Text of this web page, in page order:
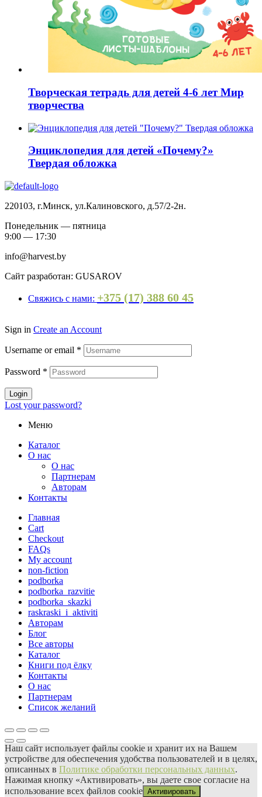
Творческая тетрадь для детей 4-6 лет Мир
творчества
Энциклопедия для детей «Почему?»
Твердая обложка
220103, г.Минск, ул.Калиновского, д.57/2-2н.
Понедельник — пятница
9:00 — 17:30
info@harvest.by
Сайт разработан: GUSAROV
Свяжись с нами: +375 (17) 388 60 45
Sign in Create an Account
Username or email *
Password *
Login
Lost your password?
Меню
Каталог
О нас
О нас
Партнерам
Авторам
Контакты
Главная
Cart
Checkout
FAQs
My account
non-fiction
podborka
podborka_razvitie
podborka_skazki
raskraski_i_aktiviti
Авторам
Блог
Все авторы
Каталог
Книги под ёлку
Контакты
О нас
Партнерам
Список желаний
Наш сайт использует файлы сооkіе и хранит их на Вашем
устройстве для обеспечения удобства пользователей и в целях,
описанных в Политике обработки персональных данных.
Нажимая кнопку «Активировать», вы даете свое согласие на
использование всех файлов сооkіе Активировать